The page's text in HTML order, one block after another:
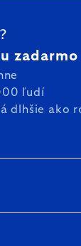
zadarmo
ľudí
dlhšie ako